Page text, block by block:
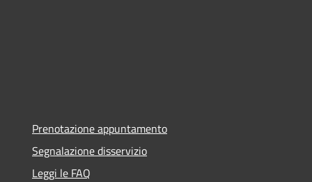
Prenotazione appuntamento
Segnalazione disservizio
Leggi le FAQ